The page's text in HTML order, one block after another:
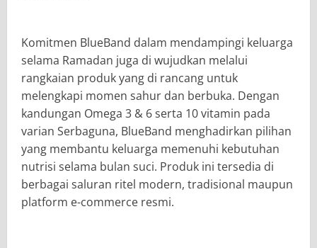
Komitmen BlueBand dalam mendampingi keluarga
selama Ramadan juga di wujudkan melalui
rangkaian produk yang di rancang untuk
melengkapi momen sahur dan berbuka. Dengan
kandungan Omega 3 & 6 serta 10 vitamin pada
varian Serbaguna, BlueBand menghadirkan pilihan
yang membantu keluarga memenuhi kebutuhan
nutrisi selama bulan suci. Produk ini tersedia di
berbagai saluran ritel modern, tradisional maupun
platform e-commerce resmi.